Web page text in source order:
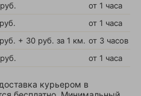
от 1 часа
от 1 часа
+ 30 руб. за 1 км. от 3 часов
от 1 часа
курьером в